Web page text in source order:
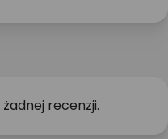
recenzji.